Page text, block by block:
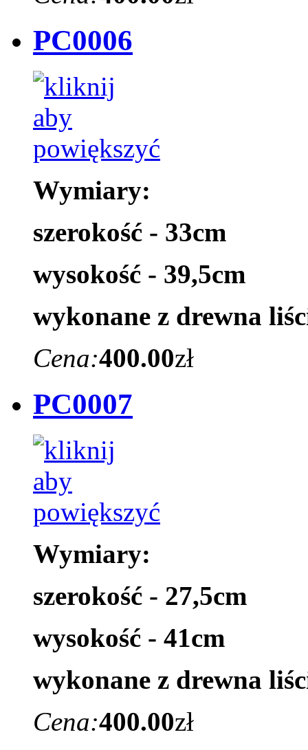
PC0006
Wymiary:
szerokość - 33cm
wysokość - 39,5cm
wykonane z drewna
Cena:400.00zł
PC0007
Wymiary:
szerokość - 27,5cm
wysokość - 41cm
wykonane z drewna
Cena:400.00zł